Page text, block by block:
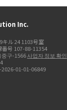
Inc.
キル 24 1103号室
号 107-88-11354
중구-1566사업자 정보 확인
01-01-06849